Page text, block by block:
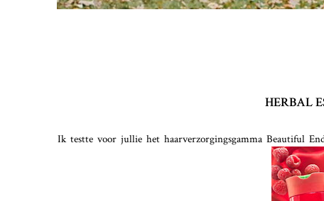
HERBAL
Ik testte voor jullie het haarverzorgingsgamma Beautiful